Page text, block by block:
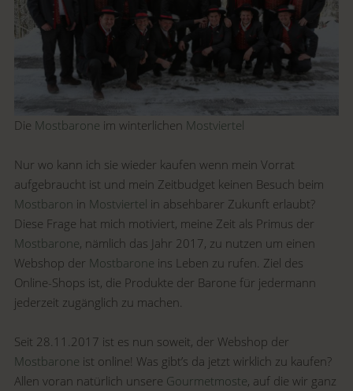
Die Mostbarone im winterlichen Mostviertel
Nur wo kann ich sie wieder kaufen wenn mein Vorrat
aufgebraucht ist und mein Zeitbudget keinen Besuch beim
Mostbaron in Mostviertel in absehbarer Zukunft erlaubt?
Diese Frage hat mich motiviert, meine Zeit als Primus der
Mostbarone, nämlich das Jahr 2017, zu nutzen um einen
Webshop der Mostbarone ins Leben zu rufen. Ziel des
Online-Shops ist, die Produkte der Barone für jedermann
jederzeit zugänglich zu machen.
Seit 28.11.2017 ist es nun soweit, der Webshop der
Mostbarone ist online! Was gibt’s da jetzt wirklich zu kaufen?
Allen voran natürlich unsere Gourmetmoste, auf die wir ganz